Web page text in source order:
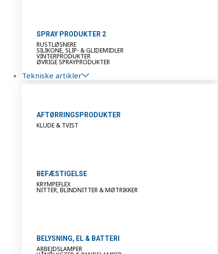
SPRAY PRODUKTER 2
RUSTLØSNERE
SILIKONE, SLIP- & GLIDEMIDLER
VINTERPRODUKTER
ØVRIGE SPRAYPRODUKTER
Tekniske artikler
AFTØRRINGSPRODUKTER
KLUDE & TVIST
BEFÆSTIGELSE
KRYMPEFLEX
NITTER, BLINDNITTER & MØTRIKKER
BELYSNING, EL & BATTERI
ARBEJDSLAMPER